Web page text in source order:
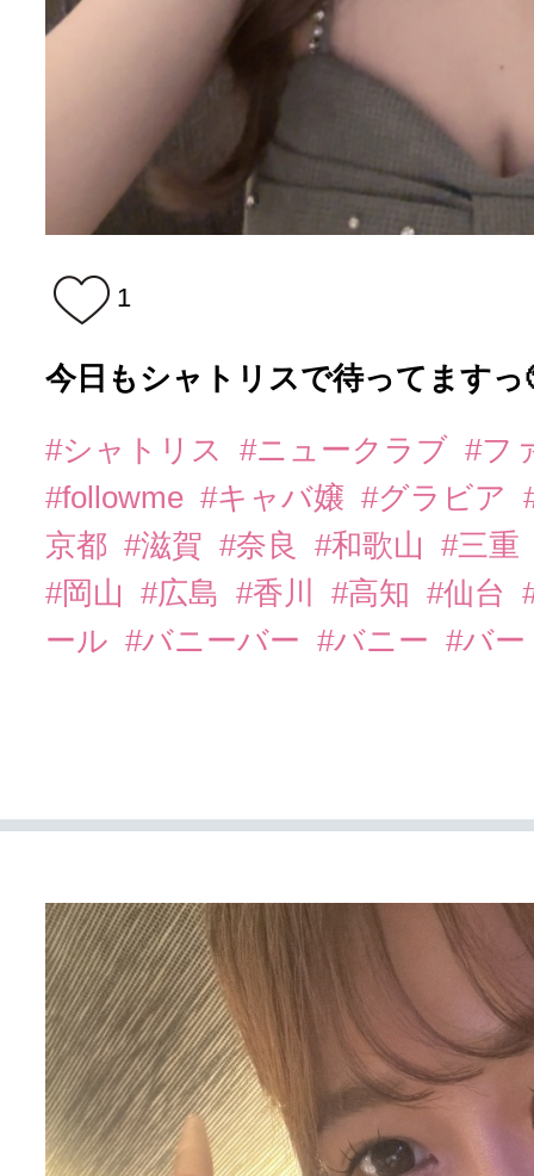
1
今日もシャトリスで待ってますっ
#シャトリス #ニュークラブ #フ
#followme #キャバ嬢 #グラビア
京都 #滋賀 #奈良 #和歌山
#三重
#岡山
#広島 #香川 #高知 #仙台
ール #バニーバー #バニー #バー